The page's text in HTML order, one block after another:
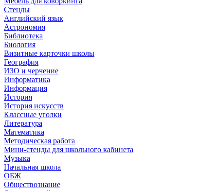
Стенды
Английский язык
Астрономия
Библиотека
Биология
Визитные карточки школы
География
ИЗО и черчение
Информатика
Информация
История
История искусств
Классные уголки
Литература
Математика
Методическая работа
Мини-стенды для школьного кабинета
Музыка
Начальная школа
ОБЖ
Обществознание